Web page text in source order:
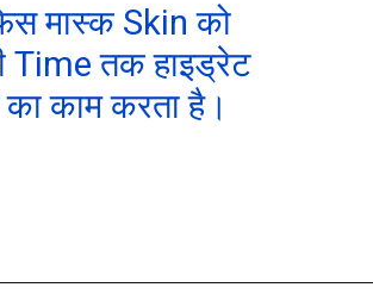
मास्क Skin को
Time तक हाइड्रेट
काम करता है।